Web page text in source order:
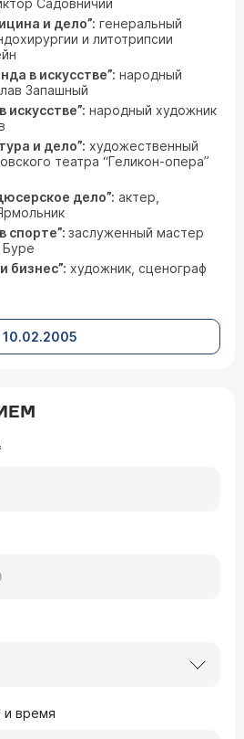
Садовничий
и дело”: генеральный
и литотрипсии
в искусстве”: народный
Запашный
искусстве”: народный художник
и дело”: художественный
театра “Геликон-опера”
дело”: актер,
спорте”: заслуженный мастер
бизнес”: художник, сценограф
10.02.2005
и время